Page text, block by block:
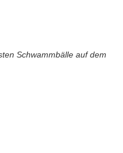
Schwammbälle auf dem